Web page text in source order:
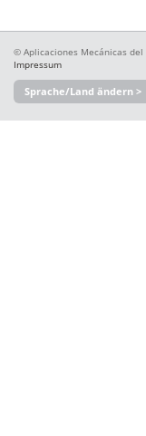
© Aplicaciones Mecánicas del
Impressum
Sprache/Land ändern >